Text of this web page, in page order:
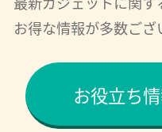
お得な情報が多数ござ
お役立ち